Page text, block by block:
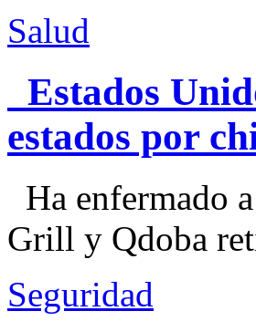
Salud
Estados
estados por
Ha enfermado
Grill y Qdoba
Seguridad